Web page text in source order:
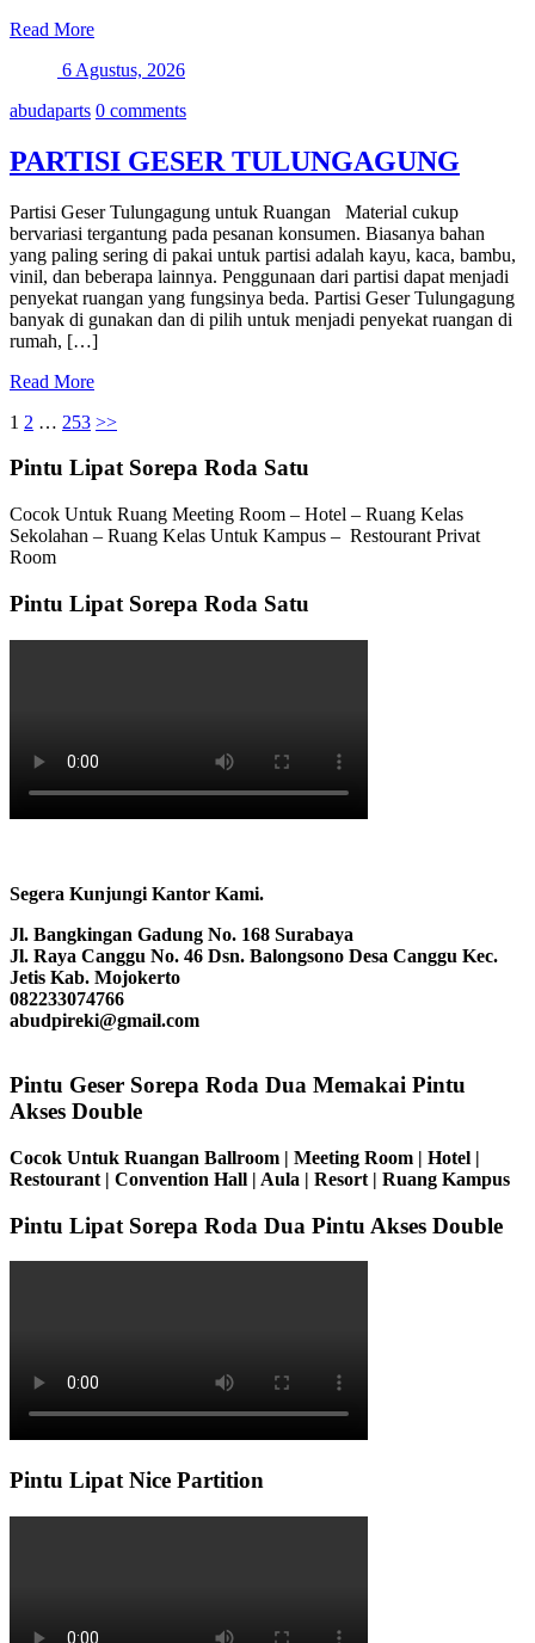
Read More
6 Agustus, 2026
abudaparts 0 comments
PARTISI GESER TULUNGAGUNG
Partisi Geser Tulungagung untuk Ruangan Material cukup
bervariasi tergantung pada pesanan konsumen. Biasanya bahan
yang paling sering di pakai untuk partisi adalah kayu, kaca, bambu,
vinil, dan beberapa lainnya. Penggunaan dari partisi dapat menjadi
penyekat ruangan yang fungsinya beda. Partisi Geser Tulungagung
banyak di gunakan dan di pilih untuk menjadi penyekat ruangan di
rumah, […]
Read More
Paginasi
pos
1 2 … 253 >>
Pintu Lipat Sorepa Roda Satu
Cocok Untuk Ruang Meeting Room – Hotel – Ruang Kelas
Sekolahan – Ruang Kelas Untuk Kampus – Restourant Privat
Room
Pintu Lipat Sorepa Roda Satu
Segera Kunjungi Kantor Kami.
Jl. Bangkingan Gadung No. 168 Surabaya
Jl. Raya Canggu No. 46 Dsn. Balongsono Desa Canggu Kec.
Jetis Kab. Mojokerto
082233074766
abudpireki@gmail.com
Pintu Geser Sorepa Roda Dua Memakai Pintu
Akses Double
Cocok Untuk Ruangan Ballroom | Meeting Room | Hotel |
Restourant | Convention Hall | Aula | Resort | Ruang Kampus
Pintu Lipat Sorepa Roda Dua Pintu Akses Double
Pintu Lipat Nice Partition